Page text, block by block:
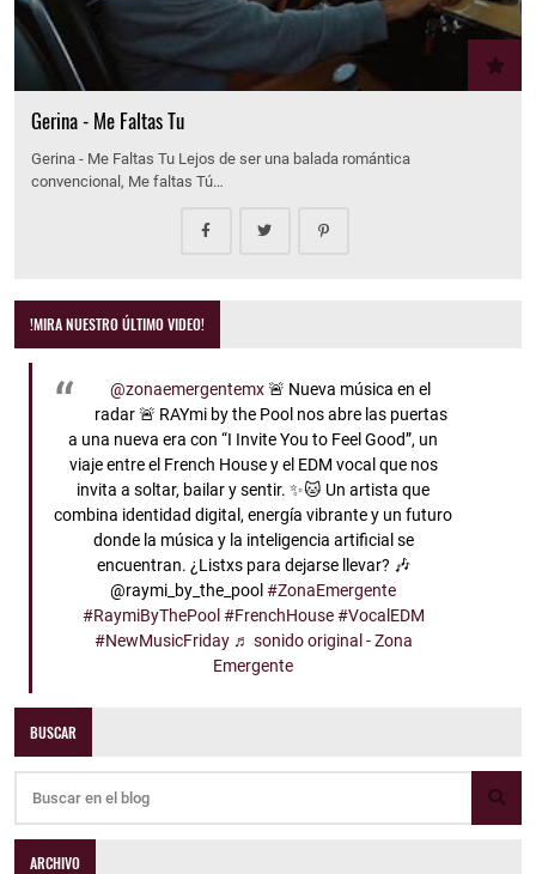
Gerina - Me Faltas Tu
Gerina - Me Faltas Tu Lejos de ser una balada romántica
convencional, Me faltas Tú…
!MIRA NUESTRO ÚLTIMO VIDEO!
@zonaemergentemx🚨 Nueva música en el
radar 🚨 RAYmi by the Pool nos abre las puertas
a una nueva era con “I Invite You to Feel Good”, un
viaje entre el French House y el EDM vocal que nos
invita a soltar, bailar y sentir. ✨🐱 Un artista que
combina identidad digital, energía vibrante y un futuro
donde la música y la inteligencia artificial se
encuentran. ¿Listxs para dejarse llevar? 🎶
@raymi_by_the_pool#ZonaEmergente
#RaymiByThePool #FrenchHouse #VocalEDM
#NewMusicFriday ♬ sonido original - Zona
Emergente
BUSCAR
ARCHIVO